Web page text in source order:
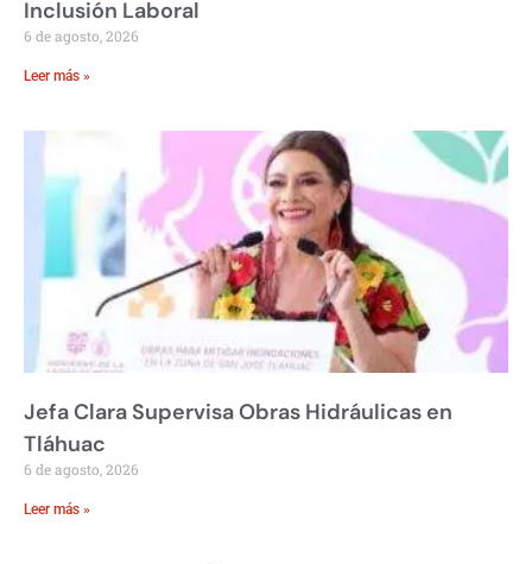
Inclusión Laboral
6 de agosto, 2026
Leer más »
Jefa Clara Supervisa Obras Hidráulicas en
Tláhuac
6 de agosto, 2026
Leer más »